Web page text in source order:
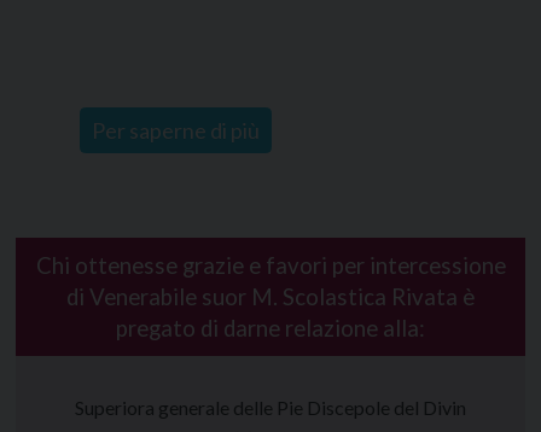
Per saperne di più
Chi ottenesse grazie e favori per intercessione
di Venerabile suor M. Scolastica Rivata è
pregato di darne relazione alla:
Superiora generale delle Pie Discepole del Divin